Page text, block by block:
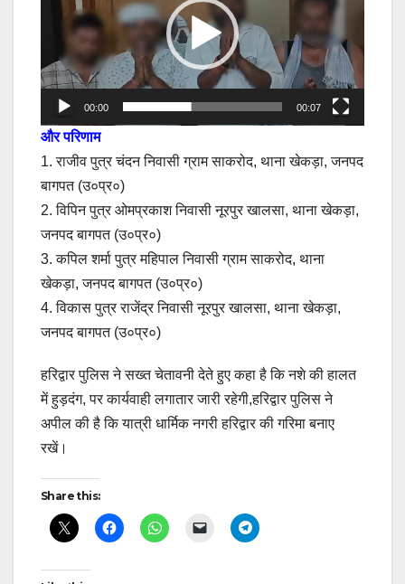
00:00 00:07
और परिणाम
1. राजीव पुत्र चंदन निवासी ग्राम साकरोद, थाना खेकड़ा, जनपद
बागपत (उ०प्र०)
2. ⁠विपिन पुत्र ओमप्रकाश निवासी नूरपुर खालसा, थाना खेकड़ा,
जनपद बागपत (उ०प्र०)
3. ⁠कपिल शर्मा पुत्र महिपाल निवासी ग्राम साकरोद, थाना
खेकड़ा, जनपद बागपत (उ०प्र०)
4. ⁠विकास पुत्र राजेंद्र निवासी नूरपुर खालसा, थाना खेकड़ा,
जनपद बागपत (उ०प्र०)
हरिद्वार पुलिस ने सख्त चेतावनी देते हुए कहा है कि नशे की हालत
में हुड़दंग, पर कार्यवाही लगातार जारी रहेगी,हरिद्वार पुलिस ने
अपील की है कि यात्री धार्मिक नगरी हरिद्वार की गरिमा बनाए
रखें।
Share this: